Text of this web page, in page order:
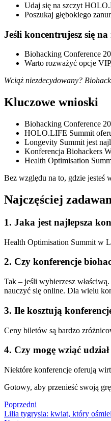
Udaj się na szczyt
Poszukaj głębokiego
Jeśli koncentrujesz się
Biohacking Conference
Warto rozważyć opcje
Wciąż niezdecydowany?
Kluczowe wnioski
Biohacking Conference
HOLO.LIFE Summit
Longevity Summit jest
Konferencja Biohackers
Health Optimisation
Bez względu na to, gdzie
Najczęściej
1. Jaka jest najlepsza
Health Optimisation Summit w
2. Czy konferencje
Tak – jeśli wybierzesz
nauczyć się online. Dla wielu
3. Ile kosztują
Ceny biletów są bardzo
4. Czy mogę wziąć
Niektóre konferencje oferują
Gotowy, aby przenieść swoją
Poprzedni
Lilia tygrysia: kwiat, który